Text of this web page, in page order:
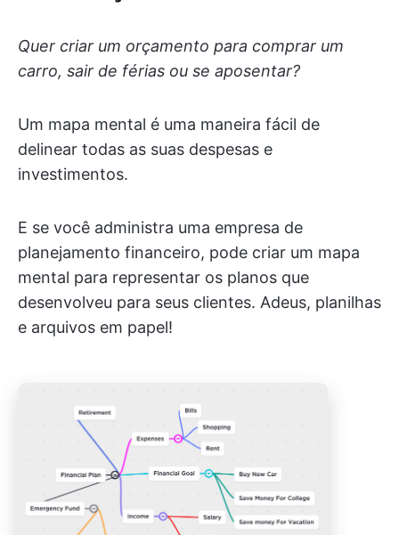
Quer criar um orçamento para comprar um
carro, sair de férias ou se aposentar?
Um mapa mental é uma maneira fácil de
delinear todas as suas despesas e
investimentos.
E se você administra uma empresa de
planejamento financeiro, pode criar um mapa
mental para representar os planos que
desenvolveu para seus clientes. Adeus, planilhas
e arquivos em papel!